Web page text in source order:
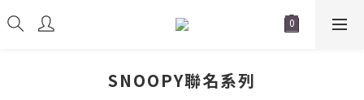
SNOOPY聯名系列